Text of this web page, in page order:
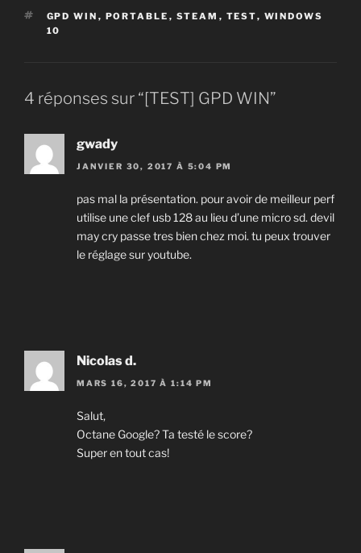
ÉTIQUETTES
GPD WIN , PORTABLE , STEAM , TEST, WINDOWS
10
4 réponses sur “[TEST] GPD WIN”
gwady
JANVIER 30, 2017 À 5:04 PM
pas mal la présentation. pour avoir de meilleur perf
utilise une clef usb 128 au lieu d’une micro sd. devil
may cry passe tres bien chez moi. tu peux trouver
le réglage sur youtube.
Nicolas d.
MARS 16, 2017 À 1:14 PM
Salut,
Octane Google? Ta testé le score?
Super en tout cas!